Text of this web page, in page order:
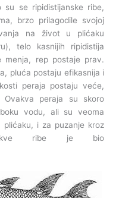
se ripidistijanske ribe,
brzo prilagodile svojoj
na život u plićaku
telo kasnijih ripidistija
menja, rep postaje prav.
pluća postaju efikasnija i
peraja postaju veće,
Ovakva peraja su skoro
vodu, ali su veoma
i za puzanje kroz
ribe je bio